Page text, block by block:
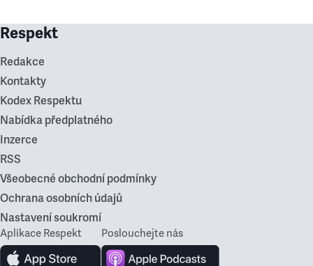
Respekt
Redakce
Kontakty
Kodex Respektu
Nabídka předplatného
Inzerce
RSS
Všeobecné obchodní podmínky
Ochrana osobních údajů
Nastavení soukromí
Aplikace Respekt Poslouchejte nás